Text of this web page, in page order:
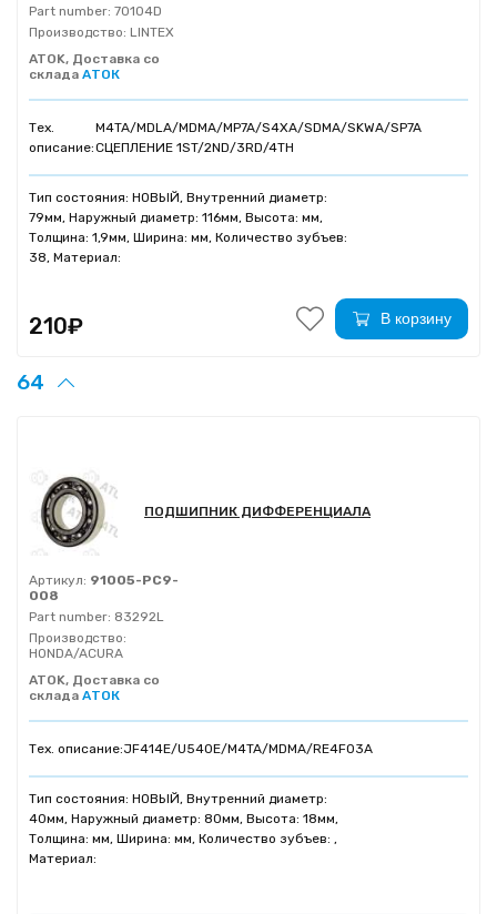
Part number: 70104D
Производство: LINTEX
ATOK, Доставка со
склада АТОК
Тех.
описание:
M4TA/MDLA/MDMA/MP7A/S4XA/SDMA/SKWA/SP7A
СЦЕПЛЕНИЕ 1ST/2ND/3RD/4TH
Тип состояния: НОВЫЙ, Внутренний диаметр:
79мм, Наружный диаметр: 116мм, Высота: мм,
Толщина: 1,9мм, Ширина: мм, Количество зубъев:
38, Материал:
210₽ В корзину
64
ПОДШИПНИК ДИФФЕРЕНЦИАЛА
Артикул: 91005-PC9-
008
Part number: 83292L
Производство:
HONDA/ACURA
ATOK, Доставка со
склада АТОК
Тех. описание:JF414E/U540E/M4TA/MDMA/RE4F03A
Тип состояния: НОВЫЙ, Внутренний диаметр:
40мм, Наружный диаметр: 80мм, Высота: 18мм,
Толщина: мм, Ширина: мм, Количество зубъев: ,
Материал: